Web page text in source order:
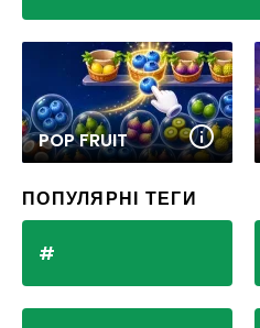
POP FRUIT
ПОПУЛЯРНІ ТЕГИ